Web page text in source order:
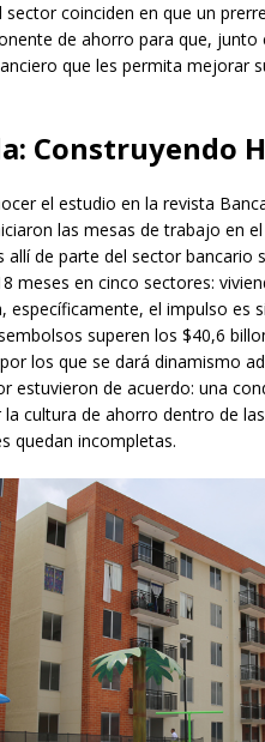
coinciden en que un
de ahorro para que,
que les permita mejorar
Construyendo
el estudio en la revista
las mesas de trabajo en
de parte del sector bancario
meses en cinco sectores:
específicamente, el impulso es
superen los $40,6
los que se dará dinamismo
estuvieron de acuerdo: una
cultura de ahorro dentro de
quedan incompletas.